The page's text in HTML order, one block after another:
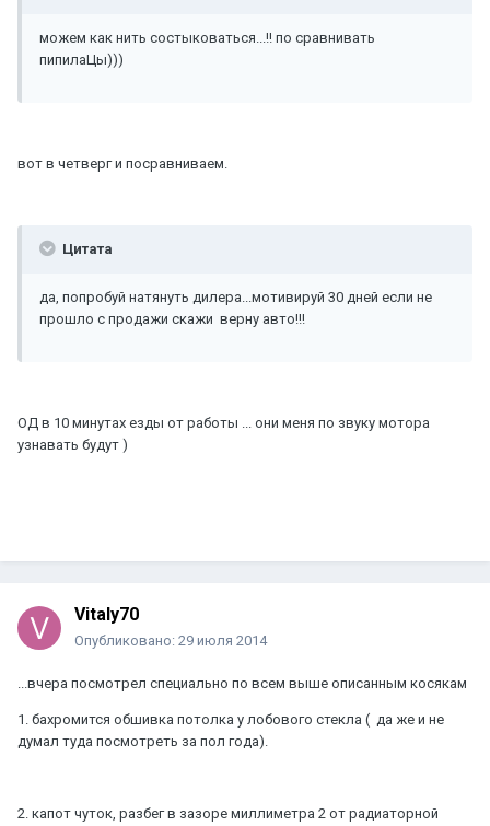
можем как нить состыковаться...!! по сравнивать
пипилаЦы)))
вот в четверг и посравниваем.
Цитата
да, попробуй натянуть дилера...мотивируй 30 дней если не
прошло с продажи скажи верну авто!!!
ОД в 10 минутах езды от работы ... они меня по звуку мотора
узнавать будут )
Vitaly70
Опубликовано: 29 июля 2014
...вчера посмотрел специально по всем выше описанным косякам
1. бахромится обшивка потолка у лобового стекла ( да же и не
думал туда посмотреть за пол года).
2. капот чуток, разбег в зазоре миллиметра 2 от радиаторной